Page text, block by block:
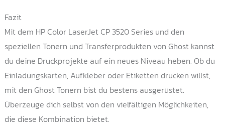
Fazit
Mit dem HP Color LaserJet CP 3520 Series und den
speziellen Tonern und Transferprodukten von Ghost kannst
du deine Druckprojekte auf ein neues Niveau heben. Ob du
Einladungskarten, Aufkleber oder Etiketten drucken willst,
mit den Ghost Tonern bist du bestens ausgerüstet.
Überzeuge dich selbst von den vielfältigen Möglichkeiten,
die diese Kombination bietet.